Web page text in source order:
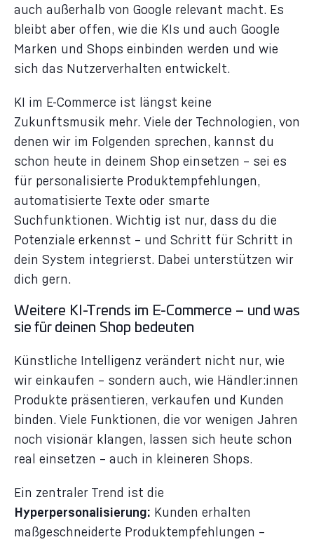
auch außerhalb von Google relevant macht. Es
bleibt aber offen, wie die KIs und auch Google
Marken und Shops einbinden werden und wie
sich das Nutzerverhalten entwickelt.
KI im E-Commerce ist längst keine
Zukunftsmusik mehr. Viele der Technologien, von
denen wir im Folgenden sprechen, kannst du
schon heute in deinem Shop einsetzen – sei es
für personalisierte Produktempfehlungen,
automatisierte Texte oder smarte
Suchfunktionen. Wichtig ist nur, dass du die
Potenziale erkennst – und Schritt für Schritt in
dein System integrierst. Dabei unterstützen wir
dich gern.
Weitere KI-Trends im E-Commerce – und was
sie für deinen Shop bedeuten
Künstliche Intelligenz verändert nicht nur, wie
wir einkaufen – sondern auch, wie Händler:innen
Produkte präsentieren, verkaufen und Kunden
binden. Viele Funktionen, die vor wenigen Jahren
noch visionär klangen, lassen sich heute schon
real einsetzen – auch in kleineren Shops.
Ein zentraler Trend ist die
Hyperpersonalisierung: Kunden erhalten
maßgeschneiderte Produktempfehlungen –